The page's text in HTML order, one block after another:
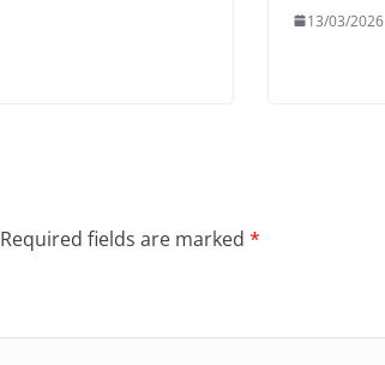
13/03/2026
Required fields are marked *